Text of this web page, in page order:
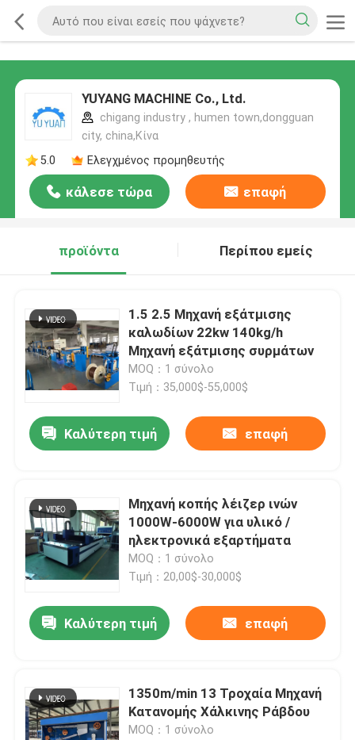
YUYANG MACHINE Co., Ltd.
chigang industry , humen town,dongguan
city, china,Κίνα
5.0
Ελεγχμένος προμηθευτής
κάλεσε τώρα επαφή
προϊόντα Περίπου εμείς
1.5 2.5 Μηχανή εξάτμισης
καλωδίων 22kw 140kg/h
Μηχανή εξάτμισης συρμάτων
MOQ：1 σύνολο
Τιμή：35,000$-55,000$
Καλύτερη τιμή επαφή
Μηχανή κοπής λέιζερ ινών
1000W-6000W για υλικό /
ηλεκτρονικά εξαρτήματα
MOQ：1 σύνολο
Τιμή：20,00$-30,000$
Καλύτερη τιμή επαφή
1350m/min 13 Τροχαία Μηχανή
Κατανομής Χάλκινης Ράβδου
MOQ：1 σύνολο